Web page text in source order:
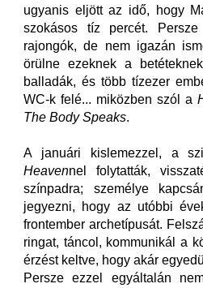
ugyanis eljött az idő, hogy
szokásos tíz percét.
rajongók, de nem igazán
örülne ezeknek a
balladák, és több tízezer
WC-k felé... miközben szól a
The Body Speaks.
A januári kislemezzel, a
Heavennel folytatták,
színpadra; személye
jegyezni, hogy az utóbbi
frontember archetípusát.
ringat, táncol, kommunikál a
érzést keltve, hogy akár
Persze ezzel egyáltalán